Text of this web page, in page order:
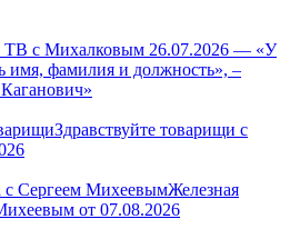
ТВ с Михалковым 26.07.2026 — «У
имя, фамилия и должность», –
Здравствуйте товарищи с
Железная
от 07.08.2026